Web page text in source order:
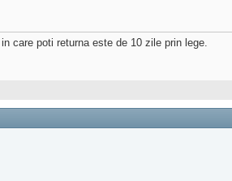
care poti returna este de 10 zile prin lege.